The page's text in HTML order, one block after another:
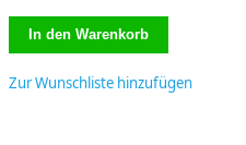
Zur Wunschliste hinzufügen